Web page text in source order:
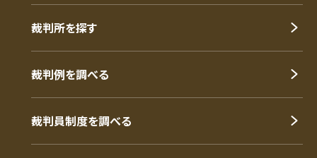
裁判所を探す
裁判例を調べる
裁判員制度を調べる